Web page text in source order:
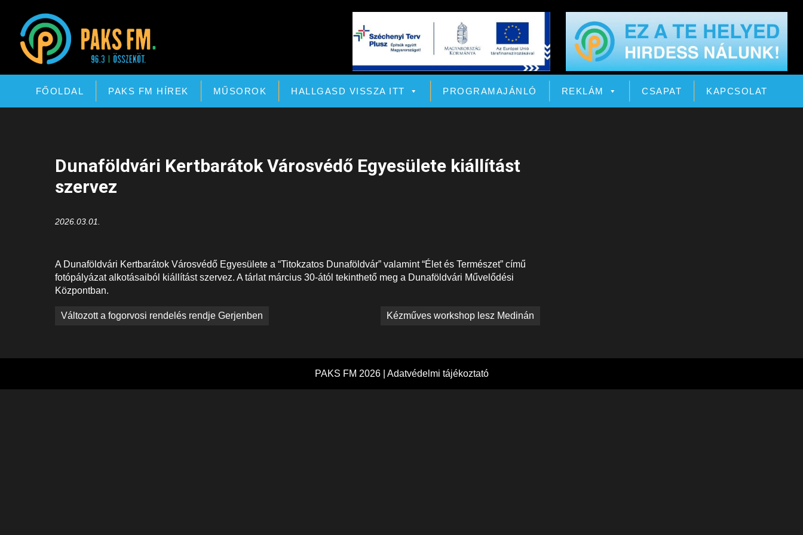
Paks FM
FŐOLDAL PAKS FM HÍREK MŰSOROK HALLGASD VISSZA ITT PROGRAMAJÁNLÓ REKLÁM CSAPAT KAPCSOLAT
Dunaföldvári Kertbarátok Városvédő Egyesülete kiállítást
szervez
2026.03.01.
A Dunaföldvári Kertbarátok Városvédő Egyesülete a “Titokzatos Dunaföldvár” valamint “Élet és Természet” című
fotópályázat alkotásaiból kiállítást szervez. A tárlat március 30-ától tekinthető meg a Dunaföldvári Művelődési
Központban.
Bejegyzés
Változott a fogorvosi rendelés rendje Gerjenben Kézműves workshop lesz Medinán
PAKS FM 2026 | Adatvédelmi tájékoztató